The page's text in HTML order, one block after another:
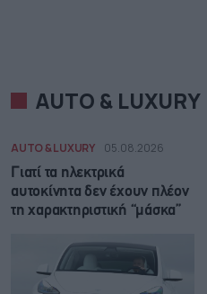
AUTO & LUXURY
AUTO & LUXURY 05.08.2026
Γιατί τα ηλεκτρικά
αυτοκίνητα δεν έχουν πλέον
τη χαρακτηριστική “μάσκα”